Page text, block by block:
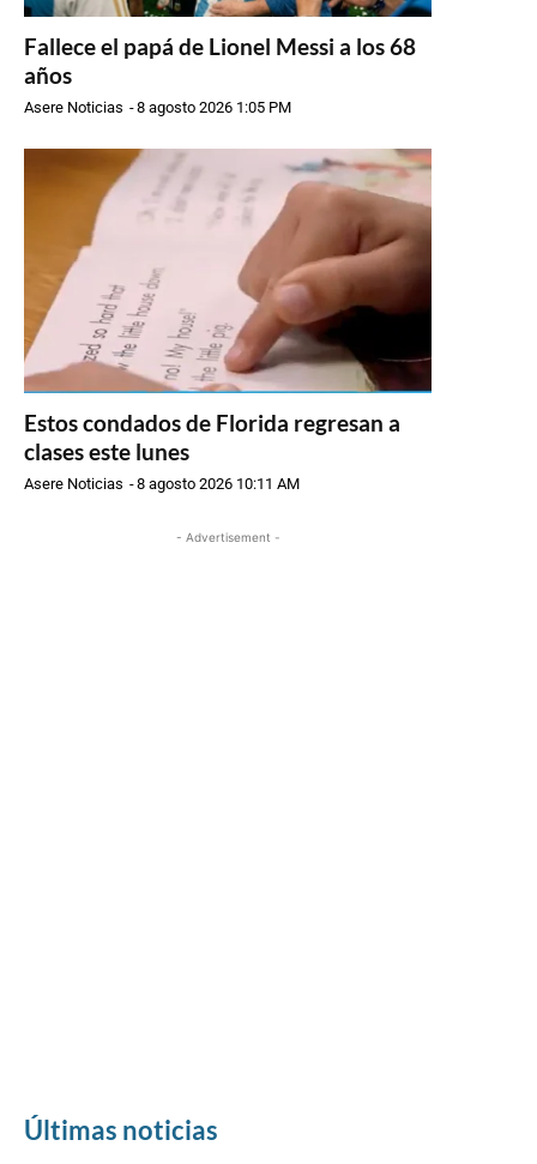
Fallece el papá de Lionel Messi a los 68
años
Asere Noticias -8 agosto 2026 1:05 PM
Estos condados de Florida regresan a
clases este lunes
Asere Noticias -8 agosto 2026 10:11 AM
- Advertisement -
Últimas noticias